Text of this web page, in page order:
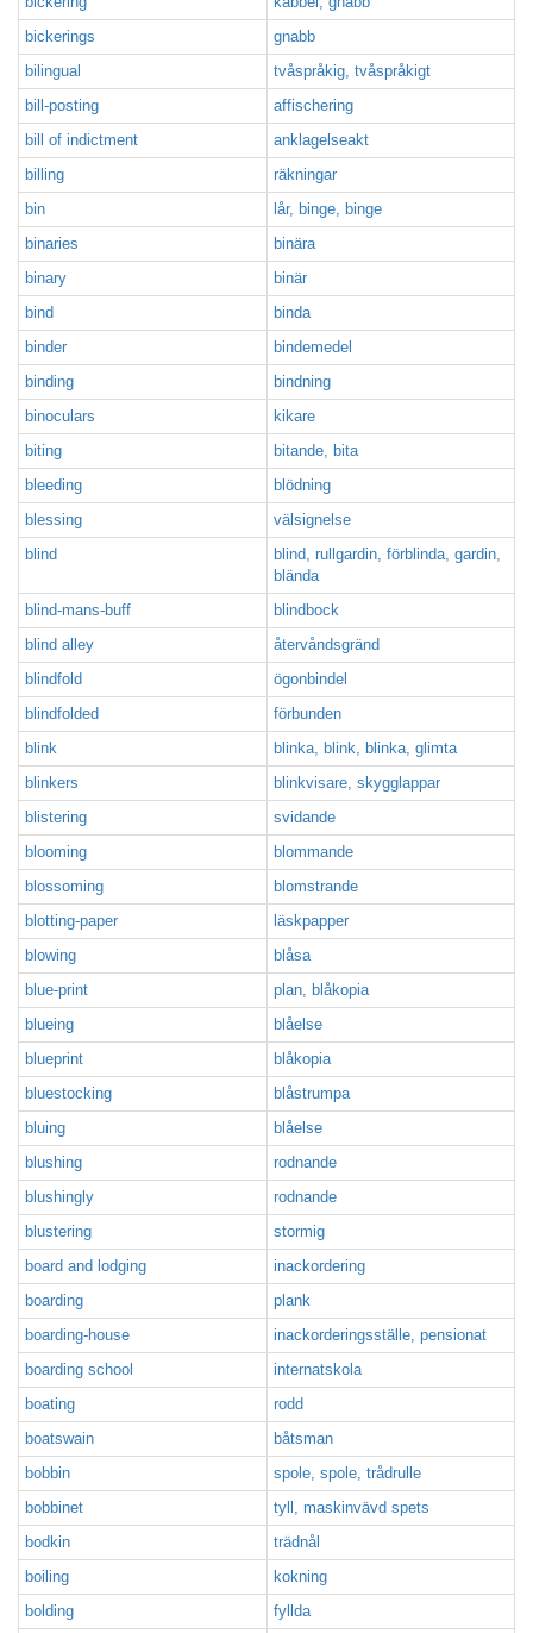
bickerings
gnabb
bilingual
tvåspråkig, tvåspråkigt
bill-posting
affischering
bill of indictment
anklagelseakt
billing
räkningar
bin
lår, binge, binge
binaries
binära
binary
binär
bind
binda
binder
bindemedel
binding
bindning
binoculars
kikare
biting
bitande, bita
bleeding
blödning
blessing
välsignelse
blind
blind, rullgardin, förblinda, gardin,
blända
blind-mans-buff
blindbock
blind alley
återvåndsgränd
blindfold
ögonbindel
blindfolded
förbunden
blink
blinka, blink, blinka, glimta
blinkers
blinkvisare, skygglappar
blistering
svidande
blooming
blommande
blossoming
blomstrande
blotting-paper
läskpapper
blowing
blåsa
blue-print
plan, blåkopia
blueing
blåelse
blueprint
blåkopia
bluestocking
blåstrumpa
bluing
blåelse
blushing
rodnande
blushingly
rodnande
blustering
stormig
board and lodging
inackordering
boarding
plank
boarding-house
inackorderingsställe, pensionat
boarding school
internatskola
boating
rodd
boatswain
båtsman
bobbin
spole, spole, trådrulle
bobbinet
tyll, maskinvävd spets
bodkin
trädnål
boiling
kokning
bolding
fyllda